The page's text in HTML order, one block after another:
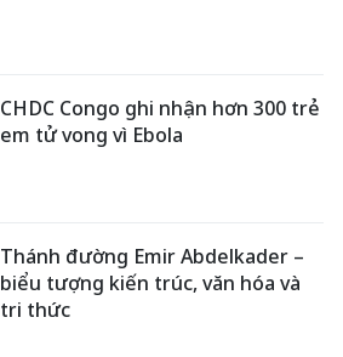
CHDC Congo ghi nhận hơn 300 trẻ
em tử vong vì Ebola
Thánh đường Emir Abdelkader –
biểu tượng kiến trúc, văn hóa và
tri thức